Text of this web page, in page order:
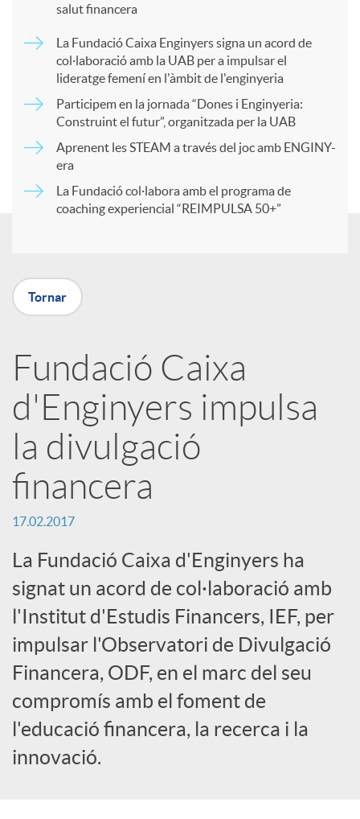
t
r
X
a
r
x
e
s
S
o
salut financera
La Fundació Caixa Enginyers signa un acord de
col·laboració amb la UAB per a impulsar el
lideratge femení en l'àmbit de l'enginyeria
Participem en la jornada “Dones i Enginyeria:
Construint el futur”, organitzada per la UAB
Aprenent les STEAM a través del joc amb ENGINY-
era
La Fundació col·labora amb el programa de
coaching experiencial “REIMPULSA 50+”
Tornar
Fundació Caixa
d'Enginyers impulsa
la divulgació
financera
17.02.2017
La Fundació Caixa d'Enginyers ha
signat un acord de col·laboració amb
l'Institut d'Estudis Financers, IEF, per
impulsar l'Observatori de Divulgació
Financera, ODF, en el marc del seu
compromís amb el foment de
l'educació financera, la recerca i la
innovació.